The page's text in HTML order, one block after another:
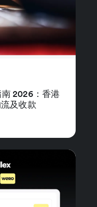
2026：香港
及收款